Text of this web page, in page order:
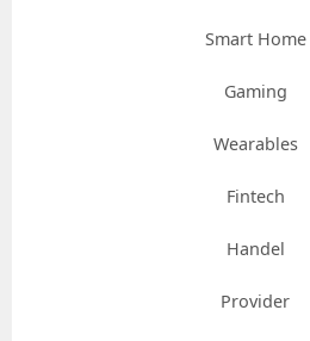
Smart Home
Gaming
Wearables
Fintech
Handel
Provider